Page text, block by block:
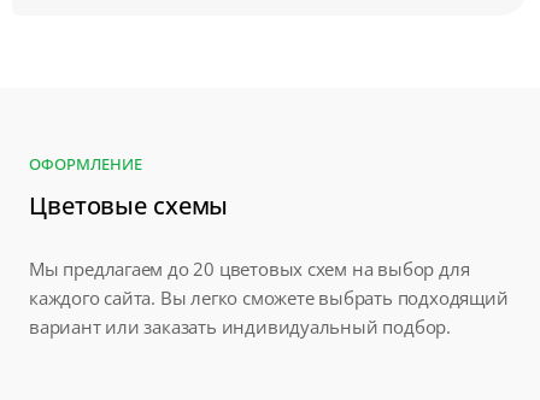
ОФОРМЛЕНИЕ
Цветовые схемы
Мы предлагаем до 20 цветовых схем на выбор для
каждого сайта. Вы легко сможете выбрать подходящий
вариант или заказать индивидуальный подбор.